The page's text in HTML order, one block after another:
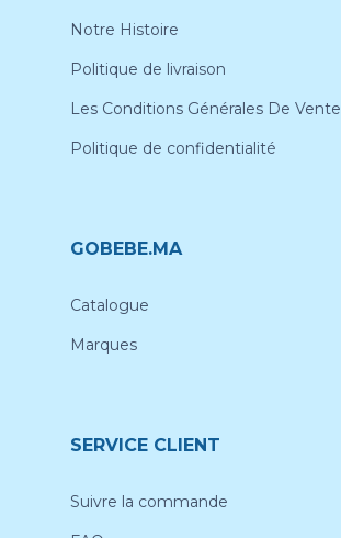
Notre Histoire
Politique de livraison
Les Conditions Générales De Vente
Politique de confidentialité
GOBEBE.MA
Catalogue
Marques
SERVICE CLIENT
Suivre la commande